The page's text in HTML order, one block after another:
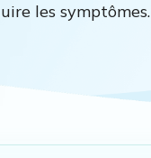
les symptômes.